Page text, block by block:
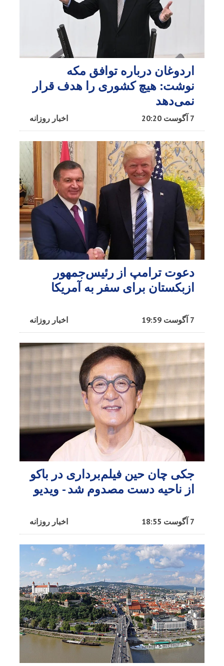
اردوغان درباره توافق مکه
نوشت: هیچ کشوری را هدف قرار
نمی‌دهد
اخبار روزانه 7 آگوست 20:20
دعوت ترامپ از رئیس‌جمهور
ازبکستان برای سفر به آمریکا
اخبار روزانه 7 آگوست 19:59
جکی چان حین فیلم‌برداری در باکو
از ناحیه دست مصدوم شد - ویدیو
اخبار روزانه 7 آگوست 18:55